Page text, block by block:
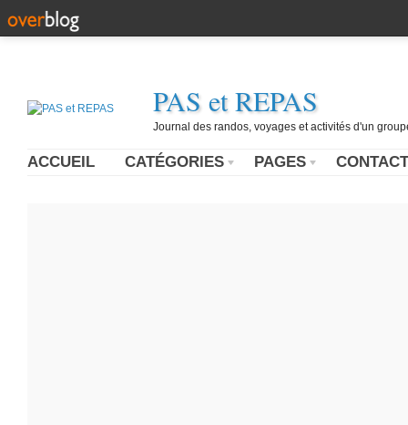
PAS et REPAS
Journal des randos, voyages et activités d'un
ACCUEIL CATÉGORIES PAGES CONTACT